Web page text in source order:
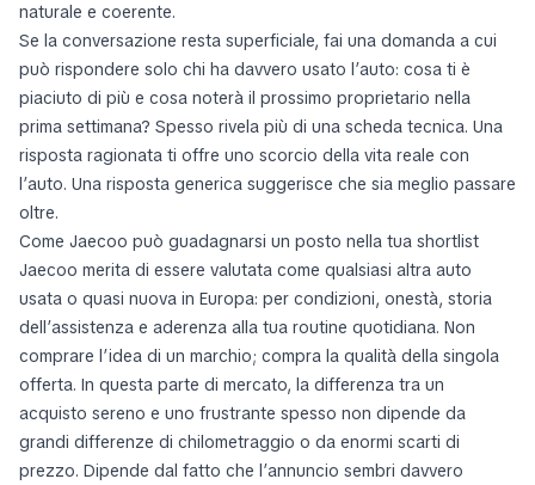
naturale e coerente.
Se la conversazione resta superficiale, fai una domanda a cui
può rispondere solo chi ha davvero usato l’auto: cosa ti è
piaciuto di più e cosa noterà il prossimo proprietario nella
prima settimana? Spesso rivela più di una scheda tecnica. Una
risposta ragionata ti offre uno scorcio della vita reale con
l’auto. Una risposta generica suggerisce che sia meglio passare
oltre.
Come Jaecoo può guadagnarsi un posto nella tua shortlist
Jaecoo merita di essere valutata come qualsiasi altra auto
usata o quasi nuova in Europa: per condizioni, onestà, storia
dell’assistenza e aderenza alla tua routine quotidiana. Non
comprare l’idea di un marchio; compra la qualità della singola
offerta. In questa parte di mercato, la differenza tra un
acquisto sereno e uno frustrante spesso non dipende da
grandi differenze di chilometraggio o da enormi scarti di
prezzo. Dipende dal fatto che l’annuncio sembri davvero